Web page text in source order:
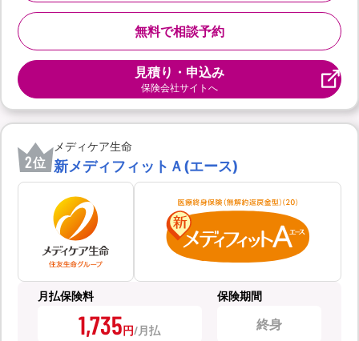
無料で相談予約
見積り・申込み
保険会社サイトへ
2位
メディケア生命
新メディフィットＡ(エース)
月払保険料
1,735円
保険期間
終身